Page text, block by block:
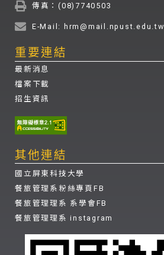
傳真：(08)7740503
E-Mail: hrm@mail.npust.edu.tw
重要連結
最新消息
檔案下載
招生資訊
其他連結
國立屏東科技大學
餐旅管理系粉絲專頁FB
餐旅管理理系 系學會FB
餐旅管理理系 instagram